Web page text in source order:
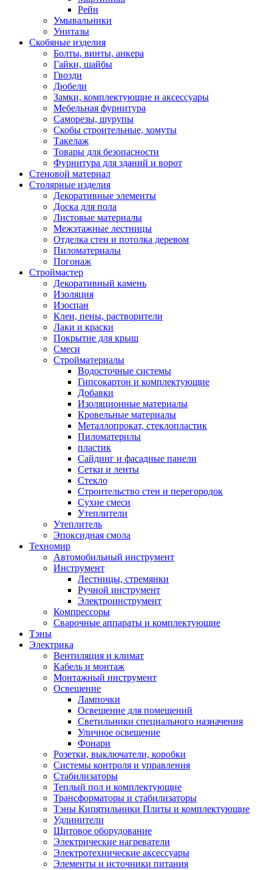
Рейн
Умывальники
Унитазы
Скобяные изделия
Болты, винты, анкера
Гайки, шайбы
Гвозди
Дюбели
Замки, комплектующие и аксессуары
Мебельная фурнитура
Саморезы, шурупы
Скобы строительные, хомуты
Такелаж
Товары для безопасности
Фурнитура для зданий и ворот
Стеновой материал
Столярные изделия
Декоративные элементы
Доска для пола
Листовые материалы
Межэтажные лестницы
Отделка стен и потолка деревом
Пиломатериалы
Погонаж
Строймастер
Декоративный камень
Изоляция
Изоспан
Клеи, пены, растворители
Лаки и краски
Покрытие для крыш
Смеси
Стройматериалы
Водосточные системы
Гипсокартон и комплектующие
Добавки
Изоляционные материалы
Кровельные материалы
Металлопрокат, стеклопластик
Пиломатерилы
пластик
Сайдинг и фасадные панели
Сетки и ленты
Стекло
Строительство стен и перегородок
Сухие смеси
Утеплители
Утеплитель
Эпоксидная смола
Техномир
Автомобильный инструмент
Инструмент
Лестницы, стремянки
Ручной инструмент
Электроинструмент
Компрессоры
Сварочные аппараты и комплектующие
Тэны
Электрика
Вентиляция и климат
Кабель и монтаж
Монтажный инструмент
Освещение
Лампочки
Освещение для помещений
Светильники специального назначения
Уличное освещение
Фонари
Розетки, выключатели, коробки
Системы контроля и управления
Стабилизаторы
Теплый пол и комплектующие
Трансформаторы и стабилизаторы
Тэны Кипятильники Плиты и комплектующие
Удлинители
Щитовое оборудование
Электрические нагреватели
Электротехнические аксессуары
Элементы и источники питания